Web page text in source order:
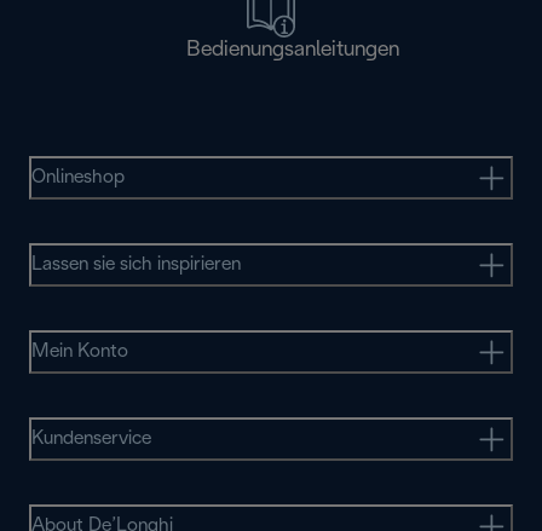
Bedienungsanleitungen
Onlineshop
Lassen sie sich inspirieren
Mein Konto
Kundenservice
About De’Longhi